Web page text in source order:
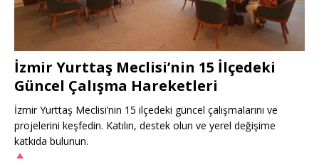
İzmir Yurttaş Meclisi’nin 15 İlçedeki
Güncel Çalışma Hareketleri
İzmir Yurttaş Meclisi’nin 15 ilçedeki güncel çalışmalarını ve
projelerini keşfedin. Katılın, destek olun ve yerel değişime
katkıda bulunun.